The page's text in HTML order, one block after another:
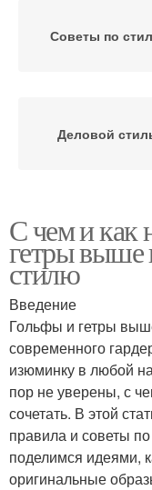
Советы по
Деловой
Женственный
Колена в
стиле
Колена в
стиле
С чем и как
гетры выше
стилю
Введение
Гольфы и гетры
современного
изюминку в любой
пор не уверены, с
сочетать. В этой
правила и советы
поделимся идеями,
оригинальные